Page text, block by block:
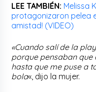
LEE TAMBIÉN: Melissa
protagonizaron pelea
amistad! (VIDEO)
«Cuando salí de la
porque pensaban que
hasta que me puse a
bola«, dijo la mujer.